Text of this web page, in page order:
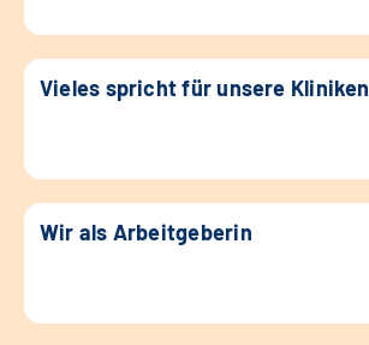
Vieles spricht für unsere Kliniken
Wir als Arbeitgeberin